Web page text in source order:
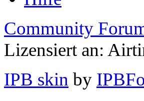
Community
Lizensiert an:
IPB skin by